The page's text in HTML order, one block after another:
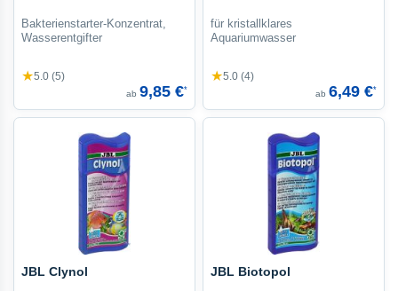
Bakterienstarter-Konzentrat,
Wasserentgifter
★5.0 (5)
ab 9,85 €*
für kristallklares
Aquariumwasser
★5.0 (4)
ab 6,49 €*
JBL Clynol JBL Biotopol